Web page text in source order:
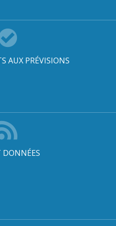
AUX PRÉVISIONS
DONNÉES